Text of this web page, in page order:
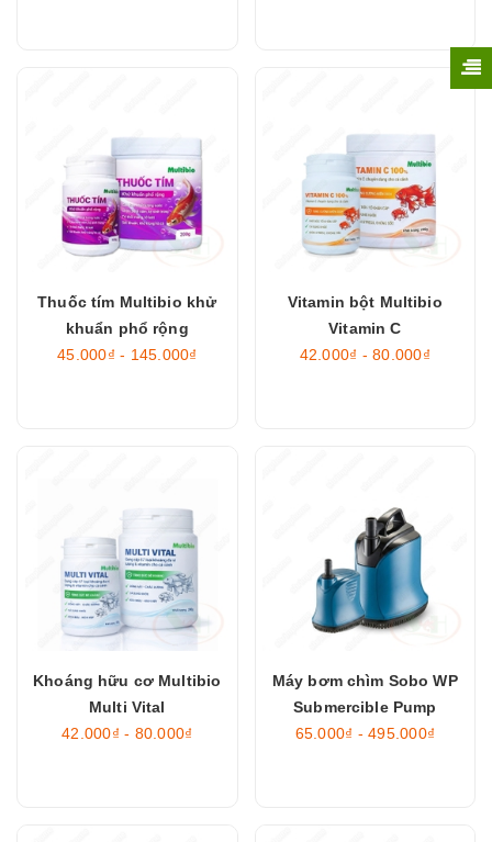
Thuốc tím Multibio khử
khuẩn phổ rộng
45.000₫ - 145.000₫
Vitamin bột Multibio
Vitamin C
42.000₫ - 80.000₫
Khoáng hữu cơ Multibio
Multi Vital
42.000₫ - 80.000₫
Máy bơm chìm Sobo WP
Submercible Pump
65.000₫ - 495.000₫